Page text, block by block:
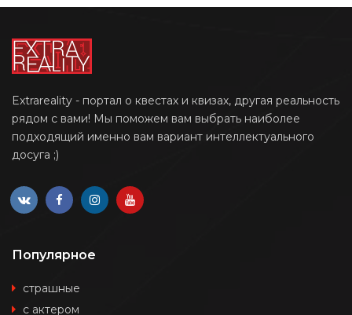
Extrareality - портал о квестах и квизах, другая реальность
рядом с вами! Мы поможем вам выбрать наиболее
подходящий именно вам вариант интеллектуального
досуга ;)
Популярное
страшные
с актером